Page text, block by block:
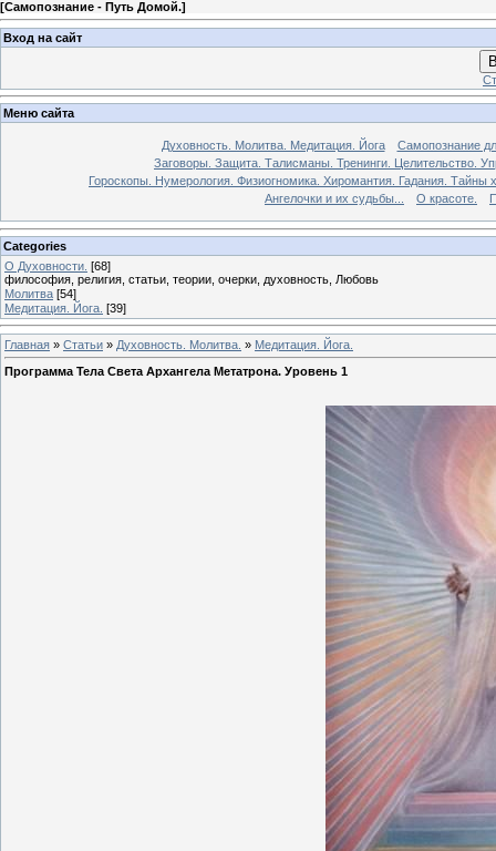
[Самопознание - Путь Домой.]
Вход на сайт
Меню сайта
Духовность. Молитва. Медитация. Йога
Самопознание
Заговоры. Защита. Талисманы. Тренинги. Целительство.
Гороскопы. Нумерология. Физиогномика. Хиромантия. Гадания. Тайны
Ангелочки и их судьбы...
О красоте.
Categories
О Духовности. [68]
философия, религия, статьи, теории, очерки, духовность, Любовь
Молитва [54]
Медитация. Йога. [39]
Главная » Статьи » Духовность. Молитва. » Медитация. Йога.
Программа Тела Света Архангела Метатрона. Уровень 1